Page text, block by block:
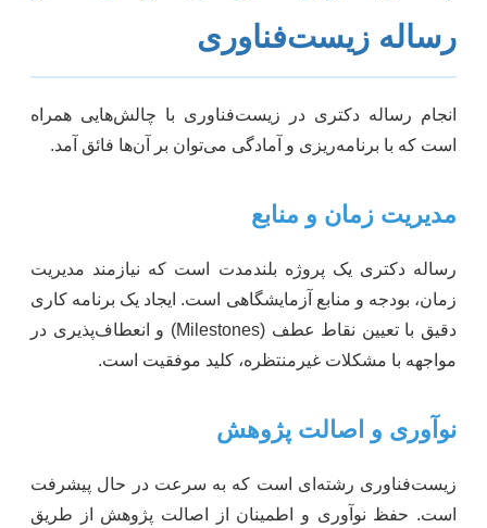
رساله زیست‌فناوری
انجام رساله دکتری در زیست‌فناوری با چالش‌هایی همراه
است که با برنامه‌ریزی و آمادگی می‌توان بر آن‌ها فائق آمد.
مدیریت زمان و منابع
رساله دکتری یک پروژه بلندمدت است که نیازمند مدیریت
زمان، بودجه و منابع آزمایشگاهی است. ایجاد یک برنامه کاری
دقیق با تعیین نقاط عطف (Milestones) و انعطاف‌پذیری در
مواجهه با مشکلات غیرمنتظره، کلید موفقیت است.
نوآوری و اصالت پژوهش
زیست‌فناوری رشته‌ای است که به سرعت در حال پیشرفت
است. حفظ نوآوری و اطمینان از اصالت پژوهش از طریق